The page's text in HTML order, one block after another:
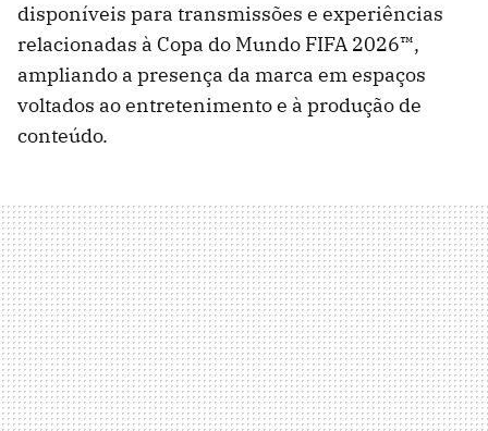
disponíveis para transmissões e experiências
relacionadas à Copa do Mundo FIFA 2026™,
ampliando a presença da marca em espaços
voltados ao entretenimento e à produção de
conteúdo.